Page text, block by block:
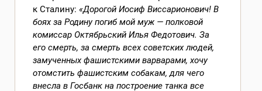
к Сталину: «Дорогой Иосиф Виссарионович! В
боях за Родину погиб мой муж — полковой
комиссар Октябрьский Илья Федотович. За
его смерть, за смерть всех советских людей,
замученных фашистскими варварами, хочу
отомстить фашистским собакам, для чего
внесла в Госбанк на построение танка все